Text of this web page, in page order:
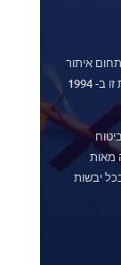
איתור
וחילוץ נעדרים ברחבי העולם. היא החלה פעילות זו ב- 1994
מאות
יבשות